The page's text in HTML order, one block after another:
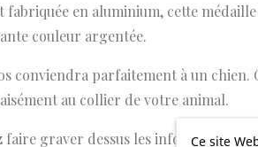
Ce site
fabriquée en aluminium, cette
couleur argentée.
conviendra parfaitement à un
au collier de votre animal.
faire graver dessus les informations